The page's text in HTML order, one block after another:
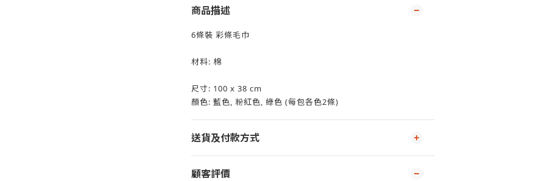
商品描述
6條裝 彩條毛巾
材料: 棉
尺寸: 100 x 38 cm
顏色: 藍色, 粉紅色, 綠色 (每包各色2條)
送貨及付款方式
顧客評價